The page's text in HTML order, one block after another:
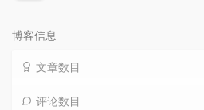
博客信息
文章数目
评论数目